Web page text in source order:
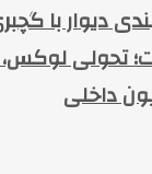
دیوار با
تحولی
داخلی